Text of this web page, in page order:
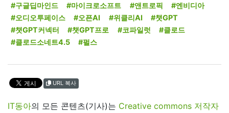
#구글딥마인드
#마이크로소프트 #앤트로픽
#엔비디아
#오디오투페이스
#오픈AI #위클리AI
#챗GPT
#챗GPT커넥터
#챗GPT프로 #코파일럿
#클로드
#클로드소네트4.5
#펄스
URL 복사
IT동아의 모든 콘텐츠(기사)는 Creative commons 저작자